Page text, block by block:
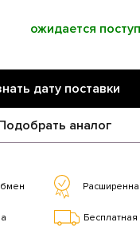
ожидается
дату поставки
аналог
Бесплатная